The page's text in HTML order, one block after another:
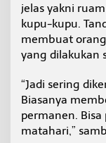
jelas yakni
kupu-kupu.
membuat
yang dilakukan
“Jadi sering
Biasanya
permanen.
matahari,”